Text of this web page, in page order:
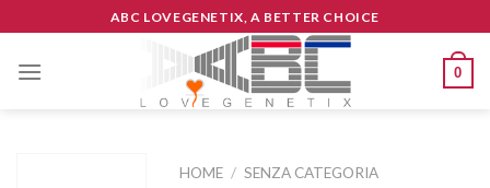
to
content
ABC LOVEGENETIX, A BETTER CHOICE
0
HOME / SENZA CATEGORIA